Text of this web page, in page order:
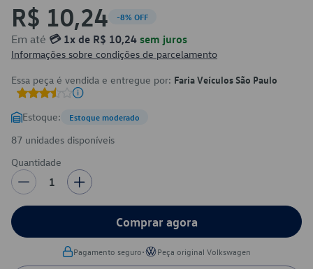
R$ 10,24 -8% OFF
Em até 💳 1x de R$ 10,24 sem juros
Informações sobre condições de parcelamento
Essa peça é vendida e entregue por: Faria Veículos São Paulo
Estoque: Estoque moderado
87 unidades disponíveis
Quantidade
1
Comprar agora
Pagamento seguro• Peça original Volkswagen